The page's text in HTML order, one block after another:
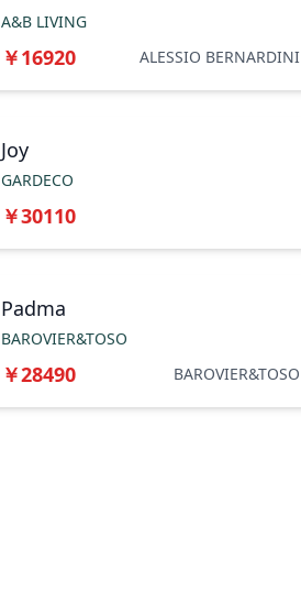
A&B LIVING
￥16920 ALESSIO BERNARDINI
Joy
GARDECO
￥30110
Padma
BAROVIER&TOSO
￥28490 BAROVIER&TOSO